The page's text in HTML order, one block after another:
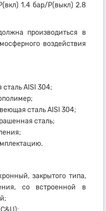
1.4 бар/Р(выкл) 2.8
производиться в
воздействия
AISI 304;
сталь AISI 304;
сталь;
закрытого типа,
со встроенной в